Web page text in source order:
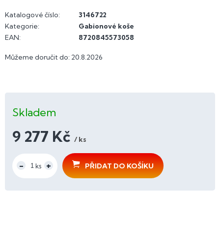
Můžeme doručit do: 20.8.2026
Skladem
9 277 Kč / ks
cena:
PŘIDAT DO KOŠÍKU
Katalogové číslo:
3146722
Kategorie:
Gabionové koše
EAN: 8720845573058